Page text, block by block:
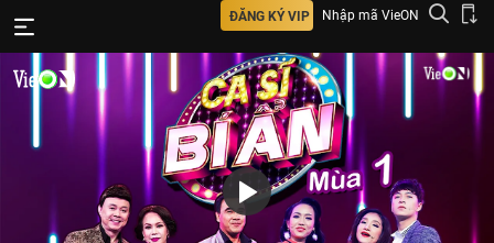
ĐĂNG KÝ VIP Nhập mã VieON